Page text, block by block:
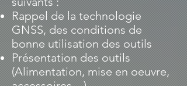
Rappel de la technologie
GNSS, des conditions de
bonne utilisation des outils
Présentation des outils
(Alimentation, mise en oeuvre,